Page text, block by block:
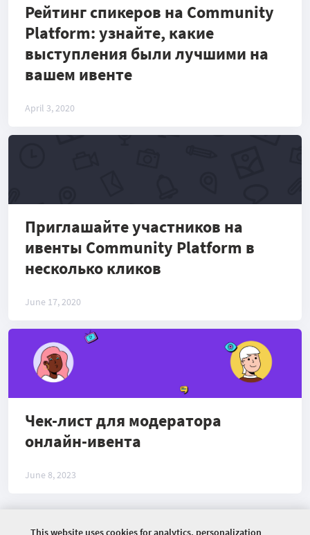
Рейтинг спикеров на Community
Platform: узнайте, какие
выступления были лучшими на
вашем ивенте
April 3, 2020
Приглашайте участников на
ивенты Community Platform в
несколько кликов
June 17, 2020
Чек-лист для модератора
онлайн-ивента
June 8, 2023
This website uses cookies for analytics, personalization